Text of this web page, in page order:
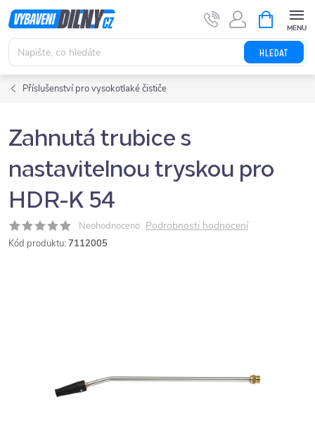
Přejít
na
obsah
HLEDAT
NÁKUPNÍ
KOŠÍK
Příslušenství pro vysokotlaké čističe
Zahnutá trubice s
nastavitelnou tryskou pro
HDR-K 54
Neohodnoceno Podrobnosti hodnocení
Kód produktu: 7112005